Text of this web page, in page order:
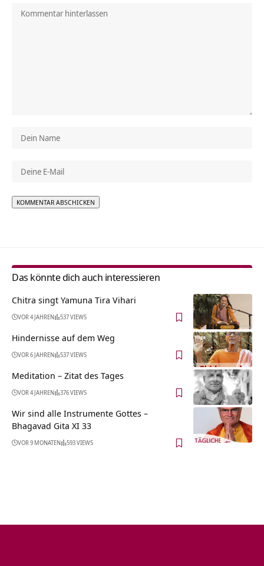
Das könnte dich auch interessieren
Chitra singt Yamuna Tira Vihari
VOR 4 JAHREN 537 VIEWS
Hindernisse auf dem Weg
VOR 6 JAHREN 537 VIEWS
Meditation – Zitat des Tages
VOR 4 JAHREN 376 VIEWS
Wir sind alle Instrumente Gottes –
Bhagavad Gita XI 33
VOR 9 MONATEN 593 VIEWS